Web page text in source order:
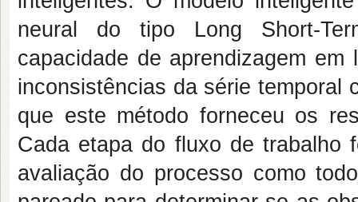
neural do tipo Long Short-
capacidade de aprendizagem
inconsistências da série temporal
que este método forneceu os
Cada etapa do fluxo de trabalho
avaliação do processo como